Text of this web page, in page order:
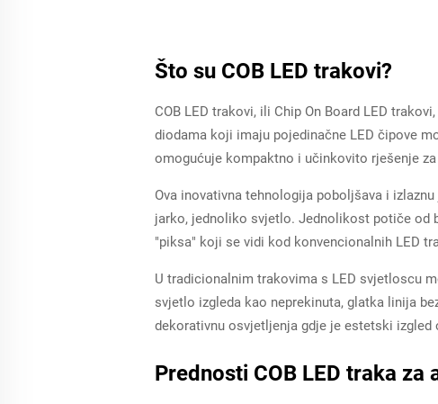
Što su COB LED trakovi?
COB LED trakovi, ili Chip On Board LED
diodama koji imaju pojedinačne LED čipove
omogućuje kompaktno i učinkovito rješenje
Ova inovativna tehnologija poboljšava i
jarko, jednoliko svjetlo. Jednolikost potiče od
"piksa" koji se vidi kod konvencionalnih LED
U tradicionalnim trakovima s LED svjetloscu
svjetlo izgleda kao neprekinuta, glatka linija
dekorativnu osvjetljenja gdje je estetski izgled
Prednosti COB LED traka